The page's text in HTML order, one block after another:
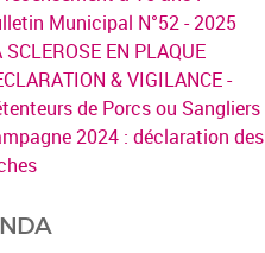
Municipal N°52 - 2025
SCLEROSE EN PLAQUE
& VIGILANCE -
de Porcs ou Sangliers
2024 : déclaration des